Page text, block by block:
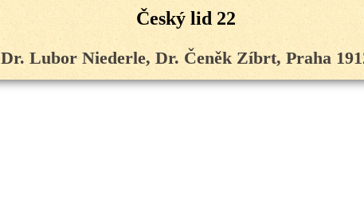
Český lid 22
Dr. Lubor Niederle, Dr. Čeněk Zíbrt, Praha